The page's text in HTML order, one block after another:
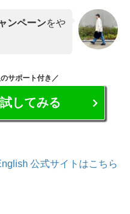
ンペーンをや
サポート付き／
してみる
公式サイトはこちら